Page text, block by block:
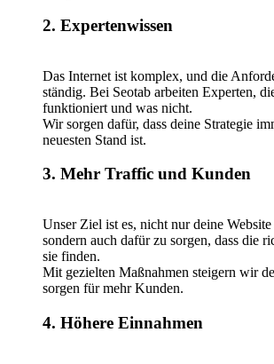
2. Expertenwissen
Das Internet ist komplex, und die
ständig. Bei Seotab arbeiten Experten,
funktioniert und was nicht.
Wir sorgen dafür, dass deine Strategie
neuesten Stand ist.
3. Mehr Traffic und Kunden
Unser Ziel ist es, nicht nur deine
sondern auch dafür zu sorgen, dass die
sie finden.
Mit gezielten Maßnahmen steigern wir
sorgen für mehr Kunden.
4. Höhere Einnahmen